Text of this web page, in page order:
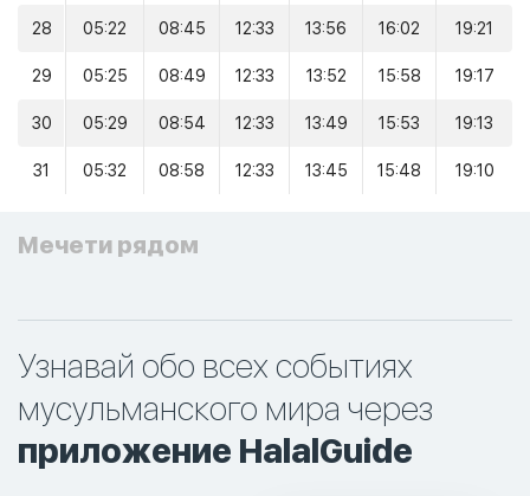
28 05:22 08:45 12:33 13:56 16:02 19:21
29 05:25 08:49 12:33 13:52 15:58 19:17
30 05:29 08:54 12:33 13:49 15:53 19:13
31 05:32 08:58 12:33 13:45 15:48 19:10
Мечети рядом
Узнавай обо всех событиях
мусульманского мира через
приложение HalalGuide